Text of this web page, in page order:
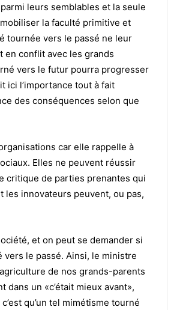
leurs semblables et la seule
la faculté primitive et
tournée vers le passé ne leur
en conflit avec les grands
vers le futur pourra progresser
ici l’importance tout à fait
des conséquences selon que
car elle rappelle à
Elles ne peuvent réussir
critique de parties prenantes qui
les innovateurs peuvent, ou pas,
et on peut se demander si
vers le passé. Ainsi, le ministre
de nos grands-parents
un «c’était mieux avant»,
qu’un tel mimétisme tourné